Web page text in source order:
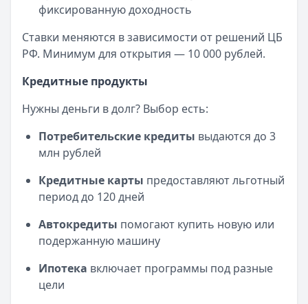
фиксированную доходность
Ставки меняются в зависимости от решений ЦБ
РФ. Минимум для открытия — 10 000 рублей.
Кредитные продукты
Нужны деньги в долг? Выбор есть:
Потребительские кредиты выдаются до 3
млн рублей
Кредитные карты предоставляют льготный
период до 120 дней
Автокредиты помогают купить новую или
подержанную машину
Ипотека включает программы под разные
цели